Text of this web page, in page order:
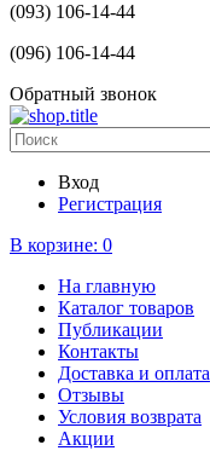
(093) 106-14-44
(096) 106-14-44
Обратный звонок
Вход
Регистрация
В корзине: 0
На главную
Каталог товаров
Публикации
Контакты
Доставка и оплата
Отзывы
Условия возврата
Акции